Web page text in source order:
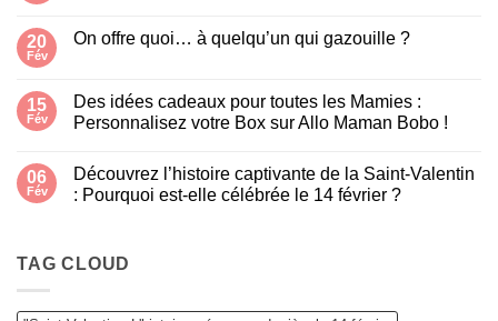
Offrez
20
Fév
On offre quoi… à quelqu’un qui gazouille ?
On
offre
quoi…
qui
gazouille
?
15
Fév
Des idées cadeaux pour toutes les Mamies :
Personnalisez votre Box sur Allo Maman Bobo !
sur
Des
idées
les
Mamies
votre
06
Fév
Découvrez l’histoire captivante de la Saint-Valentin
: Pourquoi est-elle célébrée le 14 février ?
Découvrez
l’histoire
la
TAG CLOUD